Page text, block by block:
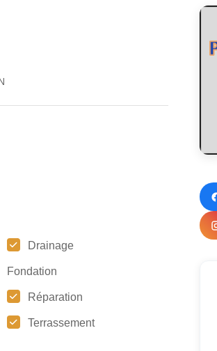
Drainage
Fondation
Réparation
Terrassement